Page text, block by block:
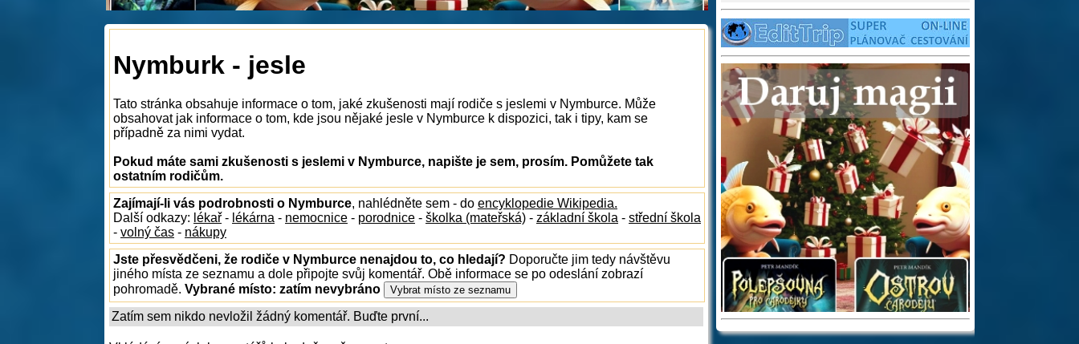
Nymburk - jesle
Tato stránka obsahuje informace o tom, jaké zkušenosti mají rodiče s jeslemi v Nymburce. Může
obsahovat jak informace o tom, kde jsou nějaké jesle v Nymburce k dispozici, tak i tipy, kam se
případně za nimi vydat.
Pokud máte sami zkušenosti s jeslemi v Nymburce, napište je sem, prosím. Pomůžete tak
ostatním rodičům.
Zajímají-li vás podrobnosti o Nymburce, nahlédněte sem - do encyklopedie Wikipedia.
Další odkazy: lékař - lékárna - nemocnice - porodnice - školka (mateřská) - základní škola - střední škola
- volný čas - nákupy
Jste přesvědčeni, že rodiče v Nymburce nenajdou to, co hledají? Doporučte jim tedy návštěvu
jiného místa ze seznamu a dole připojte svůj komentář. Obě informace se po odeslání zobrazí
pohromadě. Vybrané místo: zatím nevybráno
Zatím sem nikdo nevložil žádný komentář. Buďte první...